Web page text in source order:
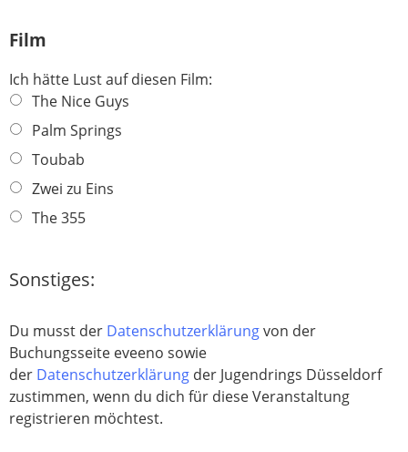
Film
Ich hätte Lust auf diesen Film:
The Nice Guys
Palm Springs
Toubab
Zwei zu Eins
The 355
Sonstiges:
Du musst der Datenschutzerklärungvon der
Buchungsseite eveeno sowie
der Datenschutzerklärung der Jugendrings Düsseldorf
zustimmen, wenn du dich für diese Veranstaltung
registrieren möchtest.